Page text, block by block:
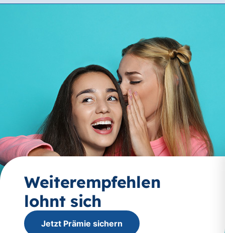
Weiterempfehlen
lohnt sich
Jetzt Prämie sichern